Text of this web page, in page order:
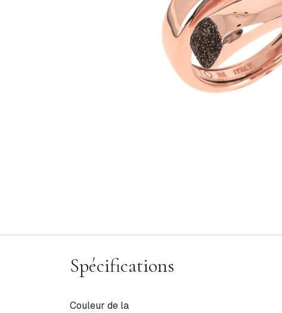
Spécifications
Couleur de la